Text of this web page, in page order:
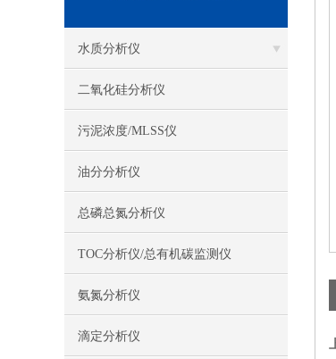
水质分析仪
二氧化硅分析仪
污泥浓度/MLSS仪
油分分析仪
总磷总氮分析仪
TOC分析仪/总有机碳监测仪
氨氮分析仪
滴定分析仪